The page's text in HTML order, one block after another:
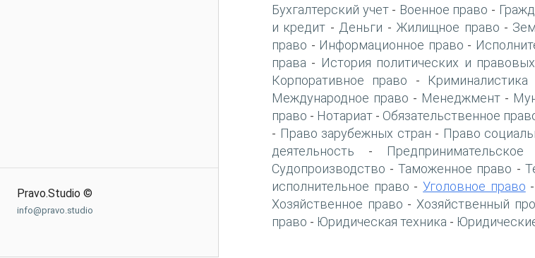
Pravo.Studio ©
info@pravo.studio
Бухгалтерский учет- Военное право -
и кредит - Деньги - Жилищное право -
право - Информационное право -
права - История политических и
Корпоративное право - Криминалистика
Международное право - Менеджмент -
право - Нотариат - Обязательственное
- Право зарубежных стран - Право
деятельность - Предпринимательское
Судопроизводство -Таможенное право -
исполнительное право -Уголовное право
Хозяйственное право - Хозяйственный
право - Юридическая техника -